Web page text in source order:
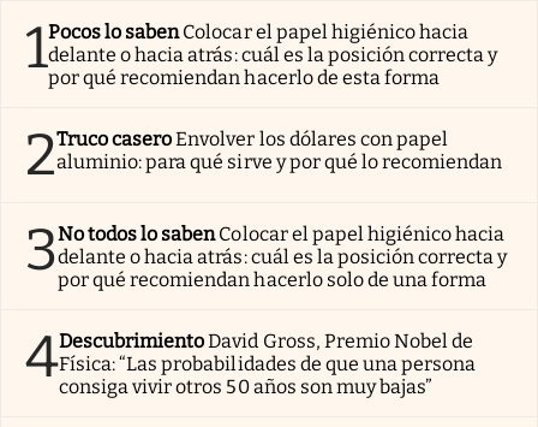
1Pocos lo sabenColocar el papel higiénico hacia
delante o hacia atrás: cuál es la posición correcta y
por qué recomiendan hacerlo de esta forma
2Truco caseroEnvolver los dólares con papel
aluminio: para qué sirve y por qué lo recomiendan
3No todos lo sabenColocar el papel higiénico hacia
delante o hacia atrás: cuál es la posición correcta y
por qué recomiendan hacerlo solo de una forma
4DescubrimientoDavid Gross, Premio Nobel de
Física: “Las probabilidades de que una persona
consiga vivir otros 50 años son muy bajas”